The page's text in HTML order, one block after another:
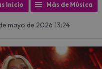
Inicio Más de Música
mayo de 2026 13:24